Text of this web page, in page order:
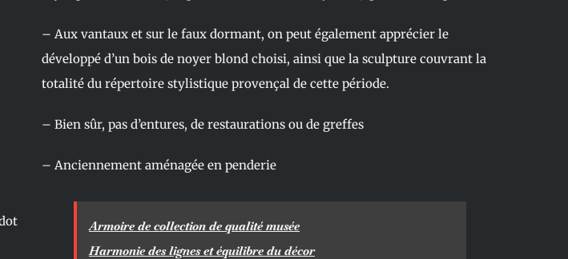
– Aux vantaux et sur le faux dormant, on peut également apprécier le
développé d’un bois de noyer blond choisi, ainsi que la sculpture couvrant la
totalité du répertoire stylistique provençal de cette période.
– Bien sûr, pas d’entures, de restaurations ou de greffes
– Anciennement aménagée en penderie
Armoire de collection de qualité musée
Harmonie des lignes et équilibre du décor